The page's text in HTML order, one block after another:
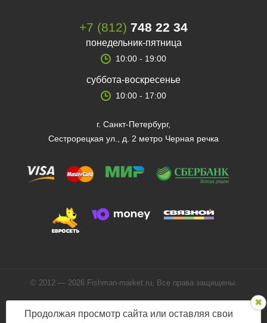
+7 (812) 748 22 34
понедельник-пятница
10:00 - 19:00
суббота-воскресенье
10:00 - 17:00
г. Санкт-Петербург,
Сестрорецкая ул., д. 2 метро Черная речка
© 2012 — 2026 Fishman-market.ru, Все права защищены.
Продолжая просмотр сайта или оставляя свои